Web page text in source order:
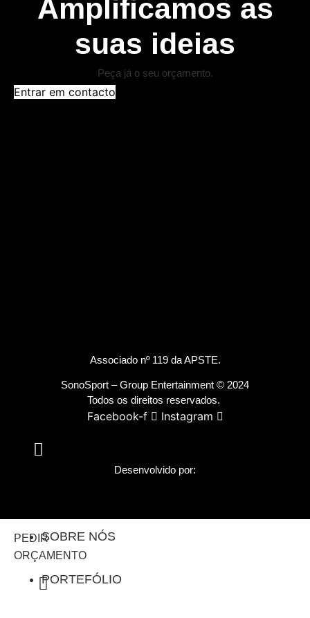
Amplificamos as
suas ideias
Peça já o seu orçamento.
Entrar em contacto
Associado nº 119 daAPSTE.
SonoSport – Group Entertainment © 2024
Todos os direitos reservados.
Facebook-f Instagram
Desenvolvido por:
PEDIR
ORÇAMENTO
SOBRE NÓS
PORTEFÓLIO